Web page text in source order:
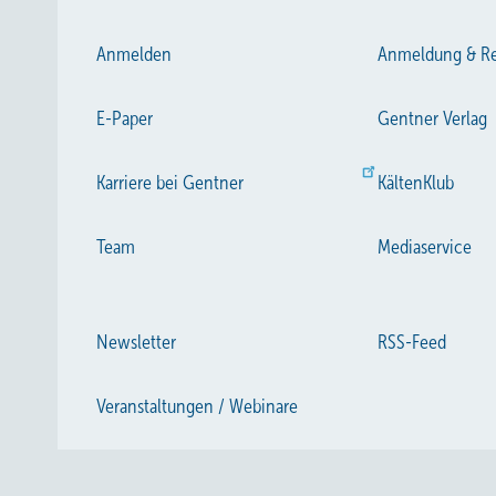
Anmelden Anmeldung &
E-Paper Gentner Verlag
Karriere bei Gentner KältenKlub
Team Mediaservice
Newsletter RSS-Feed
Veranstaltungen / Webinare